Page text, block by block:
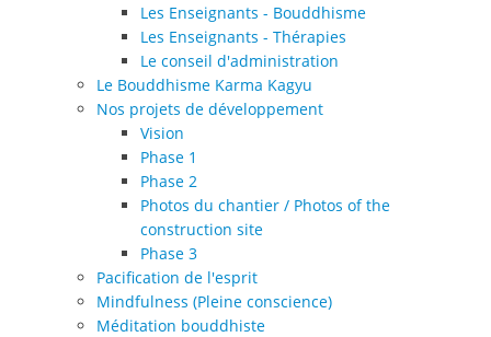
Les Enseignants - Bouddhisme
Les Enseignants - Thérapies
Le conseil d'administration
Le Bouddhisme Karma Kagyu
Nos projets de développement
Vision
Phase 1
Phase 2
Photos du chantier / Photos of the
construction site
Phase 3
Pacification de l'esprit
Mindfulness (Pleine conscience)
Méditation bouddhiste